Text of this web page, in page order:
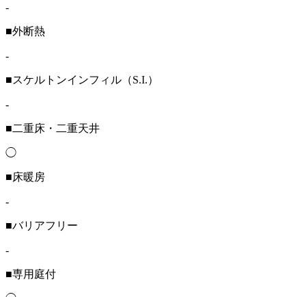
-
■外断熱
-
■スケルトンインフィル（S.I.）
-
■二重床・二重天井
◯
■床暖房
-
■バリアフリー
-
■専用庭付